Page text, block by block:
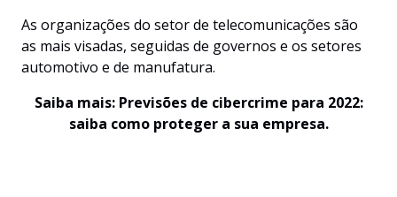
As organizações do setor de telecomunicações são
as mais visadas, seguidas de governos e os setores
automotivo e de manufatura.
Saiba mais: Previsões de cibercrime para 2022:
saiba como proteger a sua empresa.